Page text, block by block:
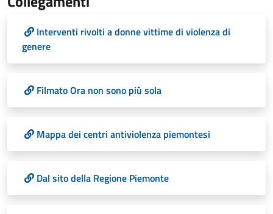
Interventi rivolti a donne vittime di violenza di
genere
Filmato Ora non sono più sola
Mappa dei centri antiviolenza piemontesi
Dal sito della Regione Piemonte